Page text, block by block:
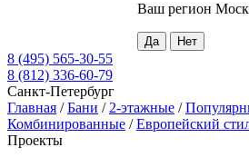
Ваш регион
8 (495) 565-30-55
8 (812) 336-60-79
Санкт-Петербург
Главная /Бани / 2-этажные /
Комбинированные /Европейский
Проекты